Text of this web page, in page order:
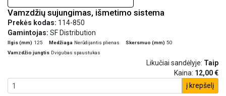
Vamzdžių sujungimas, išmetimo sistema
Prekės kodas: 114-850
Gamintojas: SF Distribution
Ilgis (mm) 125 Medžiaga Nerūdijantis plienas Skersmuo (mm) 50
Vamzdžio jungtis Dvigubas spaustukas
Likučiai sandėlyje: Taip
Kaina: 12,00 €
į krepšelį